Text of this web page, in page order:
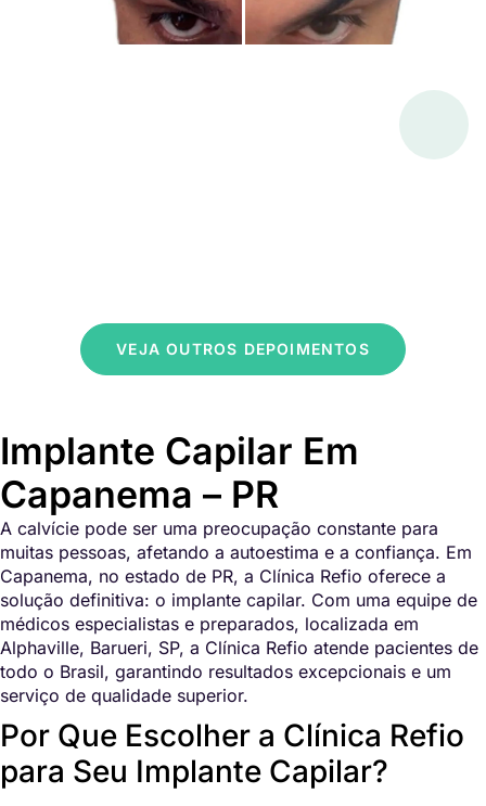
VEJA OUTROS DEPOIMENTOS
Implante Capilar Em
Capanema – PR
A calvície pode ser uma preocupação constante para
muitas pessoas, afetando a autoestima e a confiança. Em
Capanema, no estado de PR, a Clínica Refio oferece a
solução definitiva: o implante capilar. Com uma equipe de
médicos especialistas e preparados, localizada em
Alphaville, Barueri, SP, a Clínica Refio atende pacientes de
todo o Brasil, garantindo resultados excepcionais e um
serviço de qualidade superior.
Por Que Escolher a Clínica Refio
para Seu Implante Capilar?